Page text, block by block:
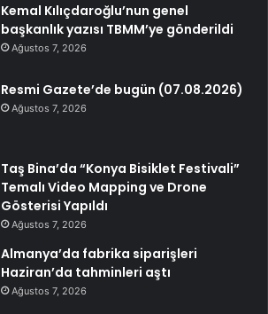
Kemal Kılıçdaroğlu’nun genel
başkanlık yazısı TBMM’ye gönderildi
Ağustos 7, 2026
Resmi Gazete’de bugün (07.08.2026)
Ağustos 7, 2026
Taş Bina’da “Konya Bisiklet Festivali”
Temalı Video Mapping ve Drone
Gösterisi Yapıldı
Ağustos 7, 2026
Almanya’da fabrika siparişleri
Haziran’da tahminleri aştı
Ağustos 7, 2026